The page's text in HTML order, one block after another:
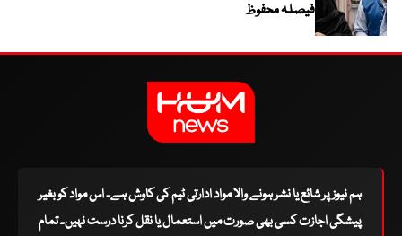
فیصلہ محفوظ
ہم نیوز پر شائع یا نشر ہونے والا مواد ادارتی ٹیم کی کاوش ہے۔ اس مواد کو بغیر
پیشگی اجازت کسی بھی صورت میں استعمال یا نقل کرنا درست نہیں۔ تمام